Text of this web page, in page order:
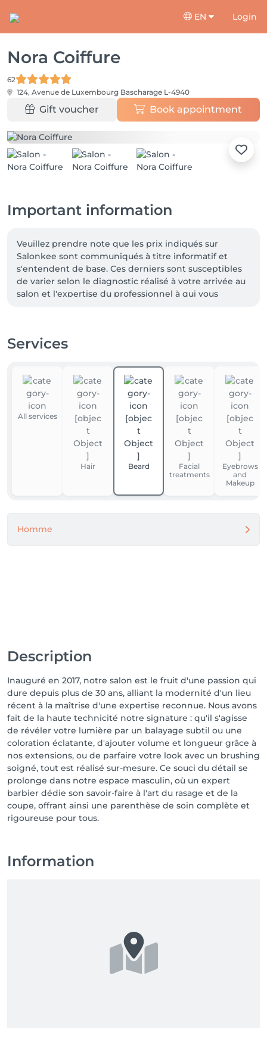
EN Login
Nora Coiffure
62
124, Avenue de Luxembourg Bascharage L-4940
Gift voucher Book appointment
Important information
Veuillez prendre note que les prix indiqués sur
Salonkee sont communiqués à titre informatif et
s'entendent de base. Ces derniers sont susceptibles
de varier selon le diagnostic réalisé à votre arrivée au
salon et l'expertise du professionnel à qui vous
Au plaisir de vous recevoir très vite.
Services
All services
Hair Beard
Facial
treatments
Eyebrows
and
Makeup
Homme
Description
Inauguré en 2017, notre salon est le fruit d'une passion qui
dure depuis plus de 30 ans, alliant la modernité d'un lieu
récent à la maîtrise d'une expertise reconnue. Nous avons
fait de la haute technicité notre signature : qu'il s'agisse
de révéler votre lumière par un balayage subtil ou une
coloration éclatante, d'ajouter volume et longueur grâce à
nos extensions, ou de parfaire votre look avec un brushing
soigné, tout est réalisé sur-mesure. Ce souci du détail se
prolonge dans notre espace masculin, où un expert
barbier dédie son savoir-faire à l'art du rasage et de la
coupe, offrant ainsi une parenthèse de soin complète et
rigoureuse pour tous.
Information